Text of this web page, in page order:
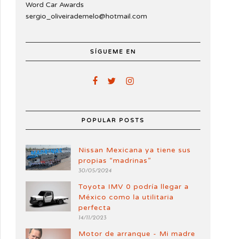
Word Car Awards
sergio_oliveirademelo@hotmail.com
SÍGUEME EN
POPULAR POSTS
Nissan Mexicana ya tiene sus
propias “madrinas”
30/05/2024
Toyota IMV 0 podría llegar a
México como la utilitaria
perfecta
14/11/2023
Motor de arranque - Mi madre